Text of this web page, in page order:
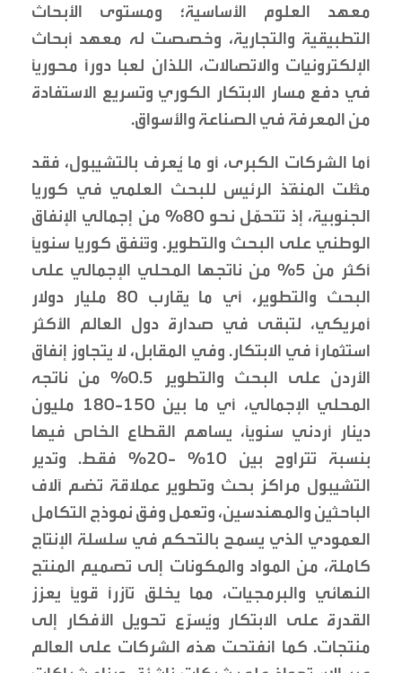
معهد العلوم الأساسية؛ ومستوى الأبحاث
التطبيقية والتجارية، وخصصت له معهد أبحاث
الإلكترونيات والاتصالات، اللذان لعبا دورًا محوريًا
في دفع مسار الابتكار الكوري وتسريع الاستفادة
من المعرفة في الصناعة والأسواق.
أما الشركات الكبرى، أو ما يُعرف بالتشيبول، فقد
مثّلت المنفّذ الرئيس للبحث العلمي في كوريا
الجنوبية، إذ تتحمّل نحو 80% من إجمالي الإنفاق
الوطني على البحث والتطوير. وتُنفق كوريا سنويًا
أكثر من 5% من ناتجها المحلي الإجمالي على
البحث والتطوير، أي ما يقارب 80 مليار دولار
أمريكي، لتبقى في صدارة دول العالم الأكثر
استثمارًا في الابتكار. وفي المقابل، لا يتجاوز إنفاق
الأردن على البحث والتطوير 0.5% من ناتجه
المحلي الإجمالي، أي ما بين 150-180 مليون
دينار أردني سنويًا، يساهم القطاع الخاص فيها
بنسبة تتراوح بين 10% -20% فقط. وتدير
التشيبول مراكز بحث وتطوير عملاقة تضم آلاف
الباحثين والمهندسين، وتعمل وفق نموذج التكامل
العمودي الذي يسمح بالتحكم في سلسلة الإنتاج
كاملة، من المواد والمكونات إلى تصميم المنتج
النهائي والبرمجيات، مما يخلق تآزرًا قويًا يعزز
القدرة على الابتكار ويُسرّع تحويل الأفكار إلى
منتجات. كما انفتحت هذه الشركات على العالم